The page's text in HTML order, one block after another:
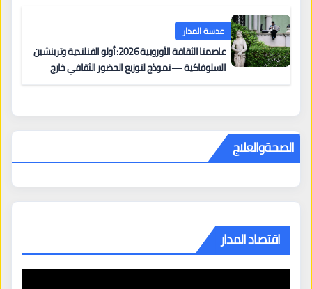
عدسة المدار
عاصمتا الثقافة الأوروبية 2026: أولو الفنلندية وترينشين
السلوفاكية — نموذج لتوزيع الحضور الثقافي خارج
الصحةوالعلاج
اقتصاد المدار